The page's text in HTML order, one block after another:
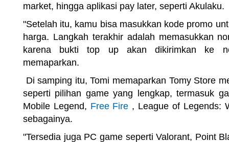
market, hingga aplikasi pay later, seperti Akulaku.
"Setelah itu, kamu bisa masukkan kode promo
harga. Langkah terakhir adalah memasukkan
karena bukti top up akan dikirimkan ke
memaparkan.
Di samping itu, Tomi memaparkan Tomy Store
seperti pilihan game yang lengkap, termasuk
Mobile Legend, Free Fire , League of Legends:
sebagainya.
"Tersedia juga PC game seperti Valorant, Point